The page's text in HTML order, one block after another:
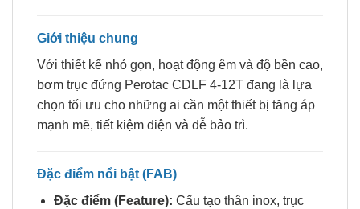
Giới thiệu chung
Với thiết kế nhỏ gọn, hoạt động êm và độ bền cao,
bơm trục đứng Perotac CDLF 4-12T đang là lựa
chọn tối ưu cho những ai cần một thiết bị tăng áp
mạnh mẽ, tiết kiệm điện và dễ bảo trì.
Đặc điểm nổi bật (FAB)
Đặc điểm (Feature): Cấu tạo thân inox, trục